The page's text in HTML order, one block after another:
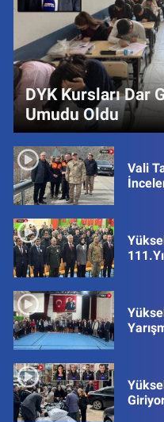
DYK Kursları Dar
Umudu Oldu
Vali